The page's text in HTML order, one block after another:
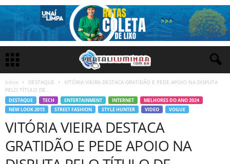
Início DESTAQUE
VITÓRIA VIEIRA DESTACA GRATIDÃO E PEDE APOIO NA DISPUTA
PELO TÍTULO DE...
DESTAQUE TECH ENTERTAINMENT INTERNET
MELHORES DO ANO 2024
NEW LOOK 2015
STREET FASHION STYLE HUNTER VIDEO VOGUE
VITÓRIA VIEIRA DESTACA
GRATIDÃO E PEDE APOIO NA